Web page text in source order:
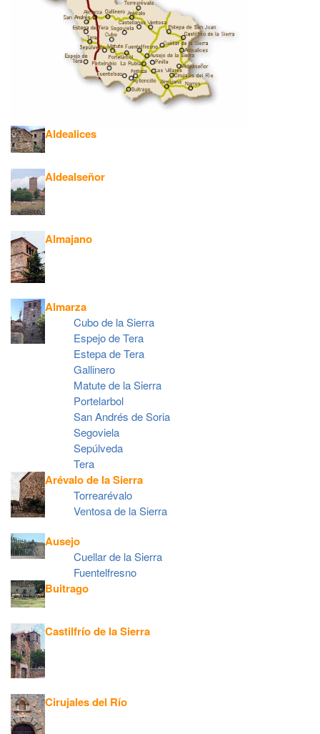
Aldealices
Aldealseñor
Almajano
Almarza
Cubo de la Sierra
Espejo de Tera
Estepa de Tera
Gallinero
Matute de la Sierra
Portelarbol
San Andrés de Soria
Segoviela
Sepúlveda
Tera
Arévalo de la Sierra
Torrearévalo
Ventosa de la Sierra
Ausejo
Cuellar de la Sierra
Fuentelfresno
Buitrago
Castilfrío de la Sierra
Cirujales del Río